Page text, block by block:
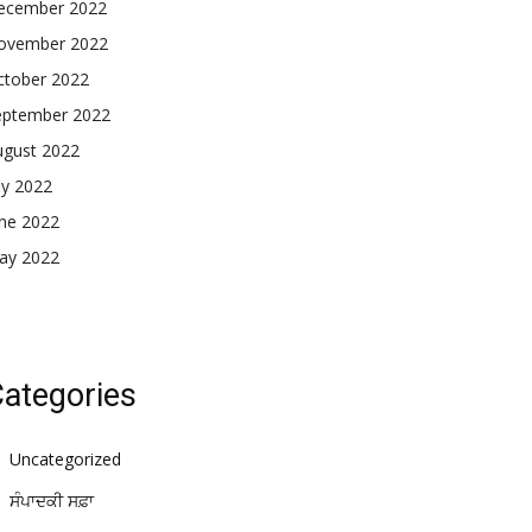
2022
2022
2022
2022
2022
2022
2022
2022
Uncategorized
ਸੰਪਾਦਕੀ ਸਫ਼ਾ